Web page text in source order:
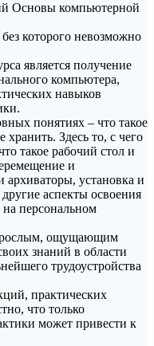
Основы компьютерной
которого невозможно
является получение
компьютера,
навыков
понятиях – что такое
хранить. Здесь то, с чего
такое рабочий стол и
и
установка и
аспекты освоения
персональном
ощущающим
знаний в области
трудоустройства
практических
что только
может привести к